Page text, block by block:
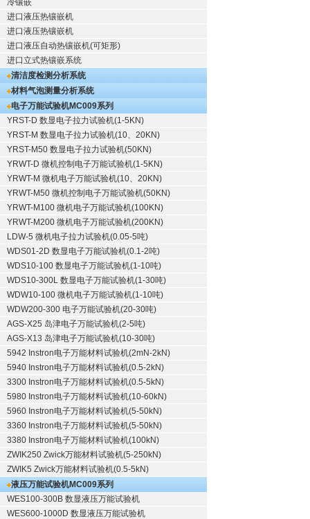
冷镶嵌
进口液压热镶嵌机
进口液压热镶嵌机
进口液压自动热镶嵌机(可矩形)
进口立式热镶嵌系统
清洁度检测分析系统
材料气泡测量分析系统
电子万能试验机MC009系列
YRST-D 数显电子拉力试验机(1-5KN)
YRST-M 数显电子拉力试验机(10、20KN)
YRST-M50 数显电子拉力试验机(50KN)
YRWT-D 微机控制电子万能试验机(1-5KN)
YRWT-M 微机电子万能试验机(10、20KN)
YRWT-M50 微机控制电子万能试验机(50KN)
YRWT-M100 微机电子万能试验机(100KN)
YRWT-M200 微机电子万能试验机(200KN)
LDW-5 微机电子拉力试验机(0.05-5吨)
WDS01-2D 数显电子万能试验机(0.1-2吨)
WDS10-100 数显电子万能试验机(1-10吨)
WDS10-300L 数显电子万能试验机(1-30吨)
WDW10-100 微机电子万能试验机(1-10吨)
WDW200-300 电子万能试验机(20-30吨)
AGS-X25 岛津电子万能试验机(2-5吨)
AGS-X13 岛津电子万能试验机(10-30吨)
5942 Instron电子万能材料试验机(2mN-2kN)
5940 Instron电子万能材料试验机(0.5-2kN)
3300 Instron电子万能材料试验机(0.5-5kN)
5980 Instron电子万能材料试验机(10-60kN)
5960 Instron电子万能材料试验机(5-50kN)
3360 Instron电子万能材料试验机(5-50kN)
3380 Instron电子万能材料试验机(100kN)
ZWIK250 Zwick万能材料试验机(5-250kN)
ZWIK5 Zwick万能材料试验机(0.5-5kN)
液压万能试验机MC009系列
WES100-300B 数显液压万能试验机
WES600-1000D 数显液压万能试验机